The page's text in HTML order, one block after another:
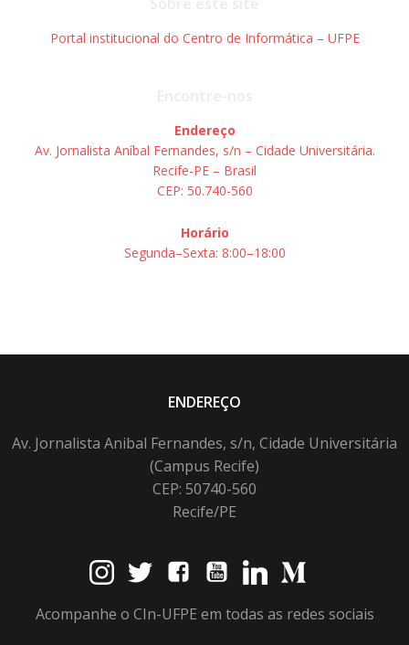
Portal institucional do Centro de Informática – UFPE
Endereço
Av. Jornalista Aníbal Fernandes, s/n – Cidade Universitária.
Recife-PE – Brasil
CEP: 50.740-560
Horário
Segunda–Sexta: 8:00–18:00
ENDEREÇO
Av. Jornalista Anibal Fernandes, s/n, Cidade Universitária
(Campus Recife)
CEP: 50740-560
Recife/PE
Acompanhe o CIn-UFPE em todas as redes sociais